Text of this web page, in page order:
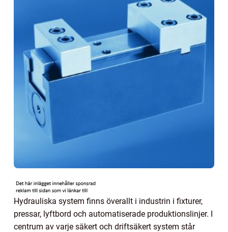
Hydrauliska system finns överallt i industrin i fixturer,
pressar, lyftbord och automatiserade produktionslinjer. I
centrum av varje säkert och driftsäkert system står